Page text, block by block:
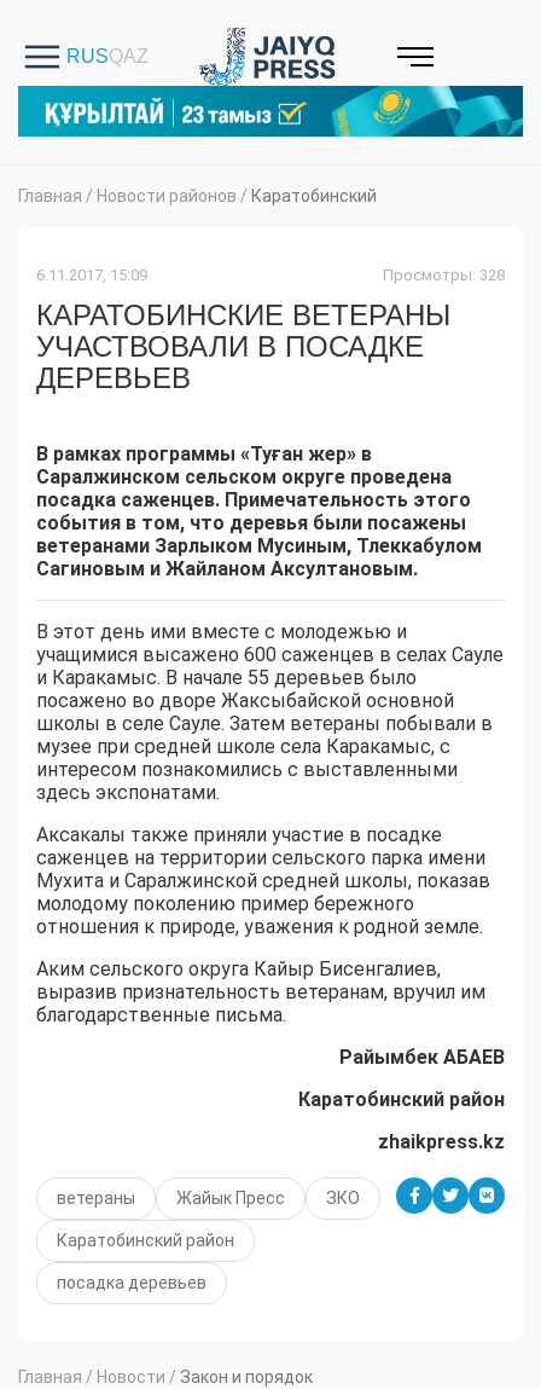
Главная / Новости районов / Каратобинский
6.11.2017, 15:09 Просмотры: 328
КАРАТОБИНСКИЕ ВЕТЕРАНЫ
УЧАСТВОВАЛИ В ПОСАДКЕ
ДЕРЕВЬЕВ
В рамках программы «Туған жер» в
Саралжинском сельском округе проведена
посадка саженцев. Примечательность этого
события в том, что деревья были посажены
ветеранами Зарлыком Мусиным, Тлеккабулом
Сагиновым и Жайланом Аксултановым.
В этот день ими вместе с молодежью и
учащимися высажено 600 саженцев в селах Сауле
и Каракамыс. В начале 55 деревьев было
посажено во дворе Жаксыбайской основной
школы в селе Сауле. Затем ветераны побывали в
музее при средней школе села Каракамыс, с
интересом познакомились с выставленными
здесь экспонатами.
Аксакалы также приняли участие в посадке
саженцев на территории сельского парка имени
Мухита и Саралжинской средней школы, показав
молодому поколению пример бережного
отношения к природе, уважения к родной земле.
Аким сельского округа Кайыр Бисенгалиев,
выразив признательность ветеранам, вручил им
благодарственные письма.
Райымбек АБАЕВ
Каратобинский район
zhaikpress.kz
ветераны Жайык Пресс ЗКО
Каратобинский район
посадка деревьев
Главная / Новости / Закон и порядок